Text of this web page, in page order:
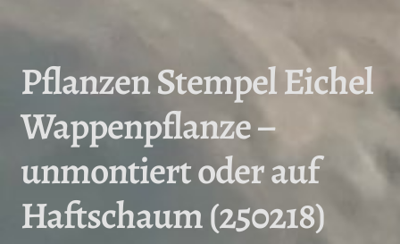
Pflanzen Stempel Eichel
Wappenpflanze –
unmontiert oder auf
Haftschaum (250218)